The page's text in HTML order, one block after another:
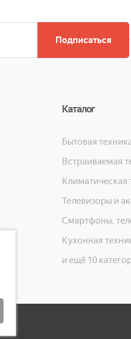
Подписаться
Каталог
Бытовая
Встраиваемая
Климатическая
Телевизоры и
Смартфоны,
Кухонная
и ещё 10